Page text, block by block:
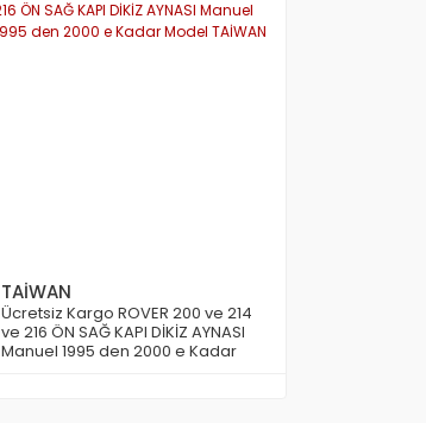
TAİWAN
Ücretsiz Kargo ROVER 200 ve 214
ve 216 ÖN SAĞ KAPI DİKİZ AYNASI
Manuel 1995 den 2000 e Kadar